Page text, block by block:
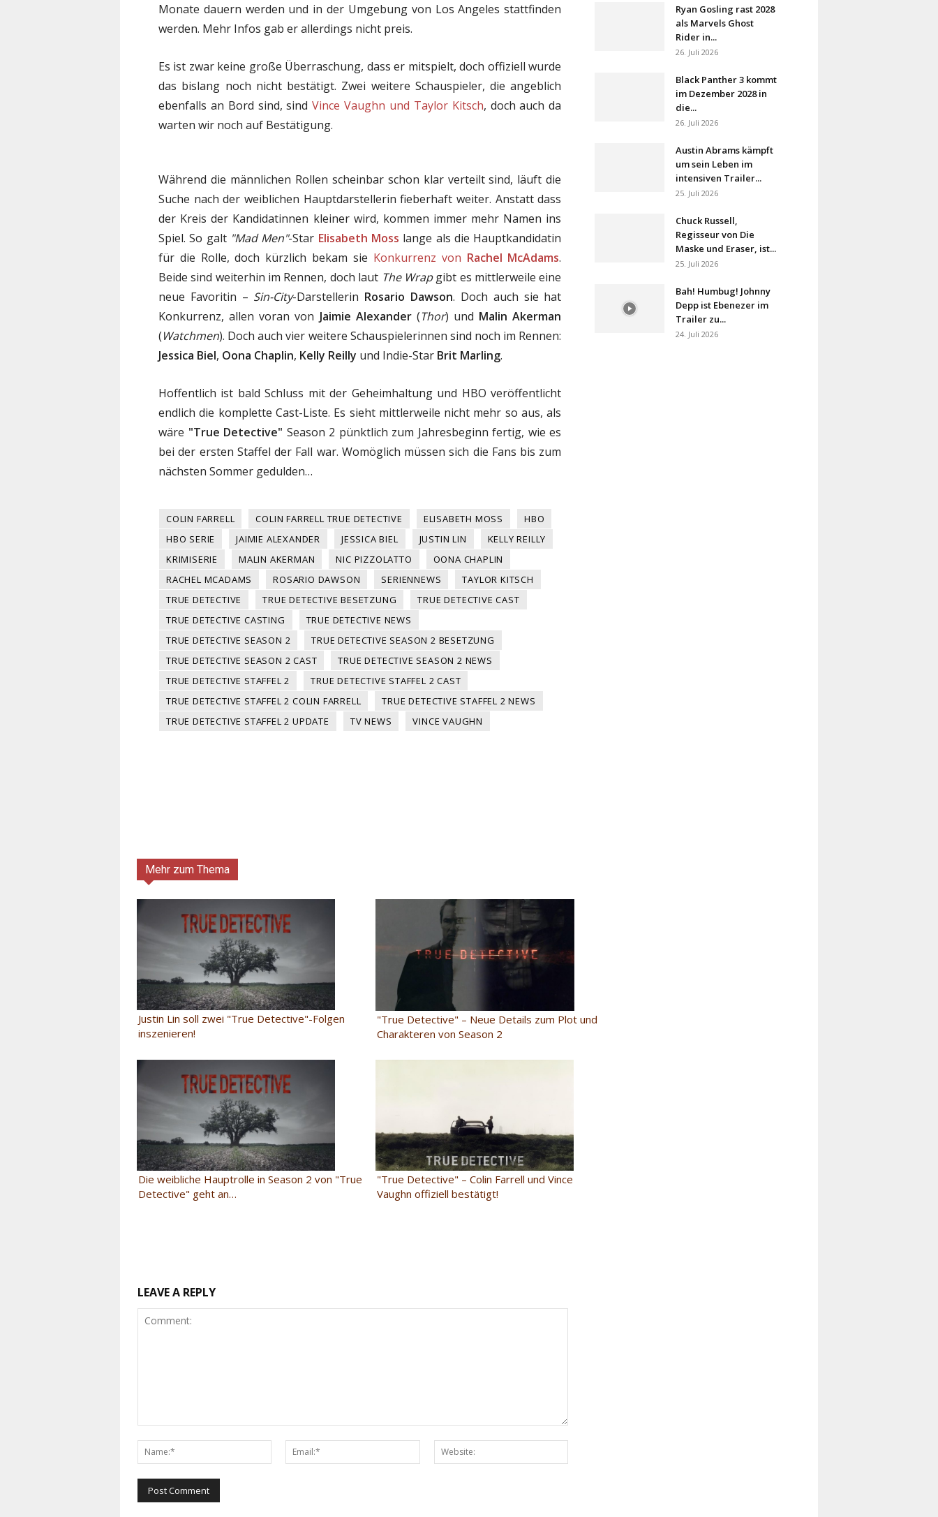
Monate dauern werden und in der Umgebung von Los Angeles stattfinden
werden. Mehr Infos gab er allerdings nicht preis.
Es ist zwar keine große Überraschung, dass er mitspielt, doch offiziell wurde
das bislang noch nicht bestätigt. Zwei weitere Schauspieler, die angeblich
ebenfalls an Bord sind, sindVince Vaughn und Taylor Kitsch, doch auch da
warten wir noch auf Bestätigung.
Während die männlichen Rollen scheinbar schon klar verteilt sind, läuft die
Suche nach der weiblichen Hauptdarstellerin fieberhaft weiter. Anstatt dass
der Kreis der Kandidatinnen kleiner wird, kommen immer mehr Namen ins
Spiel. So galt "Mad Men"-Star Elisabeth Moss lange als die Hauptkandidatin
für die Rolle, doch kürzlich bekam sie Konkurrenz von Rachel McAdams.
Beide sind weiterhin im Rennen, doch laut The Wrapgibt es mittlerweile eine
neue Favoritin – Sin-City-Darstellerin Rosario Dawson. Doch auch sie hat
Konkurrenz, allen voran von Jaimie Alexander(Thor) und Malin Akerman
(Watchmen). Doch auch vier weitere Schauspielerinnen sind noch im Rennen:
Jessica Biel, Oona Chaplin, Kelly Reilly und Indie-Star Brit Marling.
Hoffentlich ist bald Schluss mit der Geheimhaltung und HBO veröffentlicht
endlich die komplette Cast-Liste. Es sieht mittlerweile nicht mehr so aus, als
wäre "True Detective" Season 2 pünktlich zum Jahresbeginn fertig, wie es
bei der ersten Staffel der Fall war. Womöglich müssen sich die Fans bis zum
nächsten Sommer gedulden…
COLIN FARRELL COLIN FARRELL TRUE DETECTIVE ELISABETH MOSS
HBO
HBO SERIE
JAIMIE ALEXANDER JESSICA BIEL JUSTIN LIN
KELLY REILLY
KRIMISERIE
MALIN AKERMAN NIC PIZZOLATTO
OONA CHAPLIN
RACHEL MCADAMS
ROSARIO DAWSON SERIENNEWS
TAYLOR KITSCH
TRUE DETECTIVE
TRUE DETECTIVE BESETZUNG
TRUE DETECTIVE CAST
TRUE DETECTIVE CASTING
TRUE DETECTIVE NEWS
TRUE DETECTIVE SEASON 2
TRUE DETECTIVE SEASON 2 BESETZUNG
TRUE DETECTIVE SEASON 2 CAST
TRUE DETECTIVE SEASON 2 NEWS
TRUE DETECTIVE STAFFEL 2
TRUE DETECTIVE STAFFEL 2 CAST
TRUE DETECTIVE STAFFEL 2 COLIN FARRELL
TRUE DETECTIVE STAFFEL 2 NEWS
TRUE DETECTIVE STAFFEL 2 UPDATE
TV NEWS VINCE VAUGHN
Ryan Gosling rast 2028
als Marvels Ghost
Rider in...
26. Juli 2026
Black Panther 3 kommt
im Dezember 2028 in
die...
26. Juli 2026
Austin Abrams kämpft
um sein Leben im
intensiven Trailer...
25. Juli 2026
Chuck Russell,
Regisseur von Die
Maske und Eraser, ist...
25. Juli 2026
Bah! Humbug! Johnny
Depp ist Ebenezer im
Trailer zu...
24. Juli 2026
Mehr zum Thema
Justin Lin soll zwei "True Detective"-Folgen
inszenieren!
"True Detective" – Neue Details zum Plot und
Charakteren von Season 2
Die weibliche Hauptrolle in Season 2 von "True
Detective" geht an…
"True Detective" – Colin Farrell und Vince
Vaughn offiziell bestätigt!
LEAVE A REPLY
Name:*
Email:*